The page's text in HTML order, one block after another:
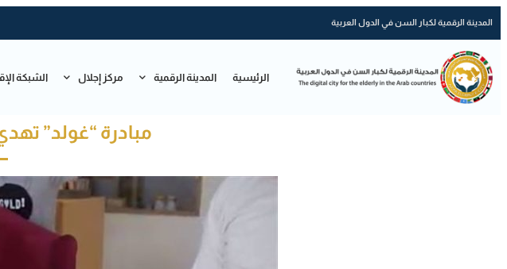
المدينة الرقمية لكبار السن في الدول العربية
الرئيسية المدينة الرقمية مركز إجلال الشبكة
مبادرة “غولد”